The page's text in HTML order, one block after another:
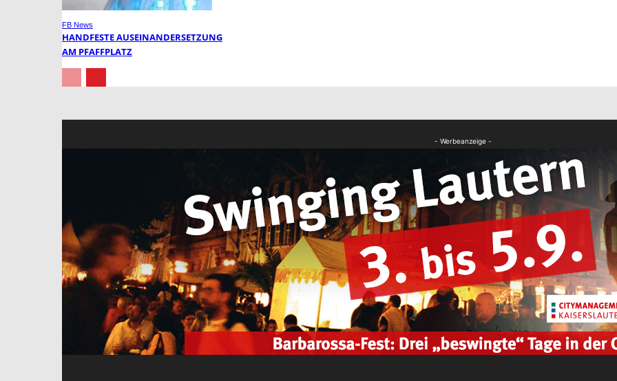
FB News
HANDFESTE AUSEINANDERSETZUNG
AM PFAFFPLATZ
- Werbeanzeige -